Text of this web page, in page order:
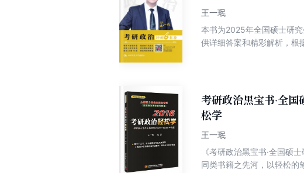
王一珉
本书为2025年全国硕士研
供详细答案和精彩解析，根
考研政治黑宝书·全
松学
王一珉
《考研政治黑宝书·全国硕
同类书籍之先河，以轻松